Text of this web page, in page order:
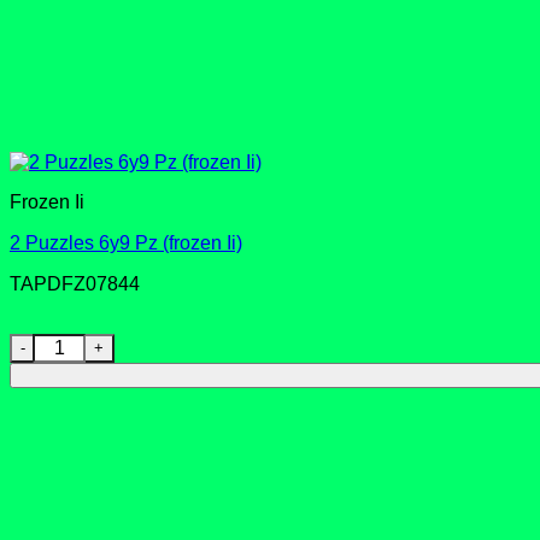
Frozen Ii
2 Puzzles 6y9 Pz (frozen Ii)
TAPDFZ07844
2 Puzzles 6y9 Pz (frozen Ii) cantidad